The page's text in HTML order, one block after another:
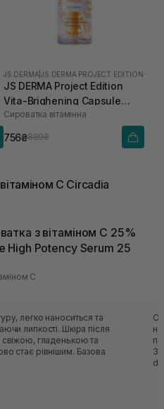
JS DERMA |JS DERMA PROJECT EDITION
JS DERMA Project Edition
Vita-Brighening Capsule
Ampoule 50 мл
Сироватка вітамінна
756₴889₴
С Circadia
з вітаміном С 25%
High Potency Serum 25
С
легко наноситься та
липкості. Шкіра після
свіжою, гладенькою та
стає рівнішим. Базова